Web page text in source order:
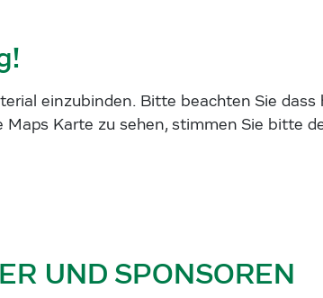
einzubinden. Bitte beachten Sie
Karte zu sehen, stimmen Sie bitte
UND SPONSOREN